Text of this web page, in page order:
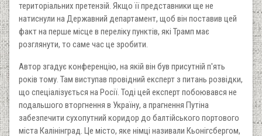
територіальних претензій. Якщо її представники ще не
натиснули на Державний департамент, щоб він поставив цей
факт на перше місце в переліку пунктів, які Трамп має
розглянути, то саме час це зробити.
Автор згадує конференцію, на якій він був присутній п'ять
років тому. Там виступав провідний експерт з питань розвідки,
що спеціалізується на Росії. Тоді цей експерт побоювався не
подальшого вторгнення в Україну, а прагнення Путіна
забезпечити сухопутний коридор до балтійського портового
міста Калінінград. Це місто, яке німці називали Кьонігсбергом,